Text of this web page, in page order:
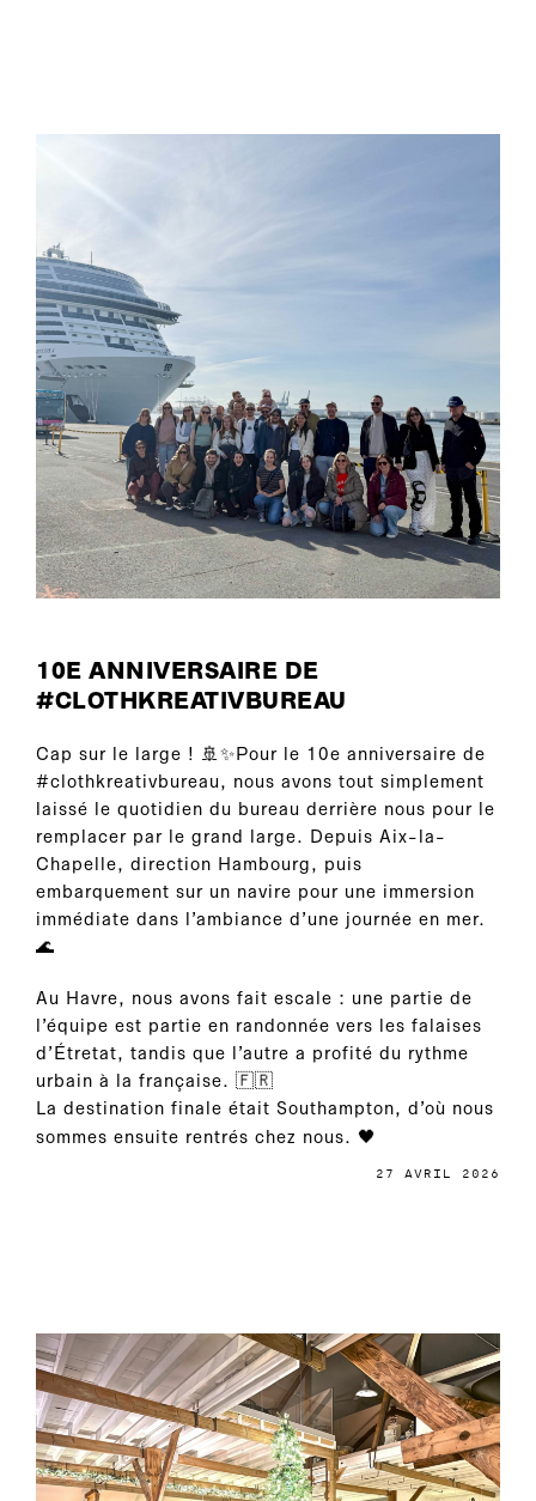
10E ANNIVERSAIRE DE
#CLOTHKREATIVBUREAU
Cap sur le large ! 🚢✨Pour le 10e anniversaire de
#clothkreativbureau, nous avons tout simplement
laissé le quotidien du bureau derrière nous pour le
remplacer par le grand large. Depuis Aix-la-
Chapelle, direction Hambourg, puis
embarquement sur un navire pour une immersion
immédiate dans l’ambiance d’une journée en mer.
🌊
Au Havre, nous avons fait escale : une partie de
l’équipe est partie en randonnée vers les falaises
d’Étretat, tandis que l’autre a profité du rythme
urbain à la française. 🇫🇷
La destination finale était Southampton, d’où nous
sommes ensuite rentrés chez nous. 🖤
27 AVRIL 2026